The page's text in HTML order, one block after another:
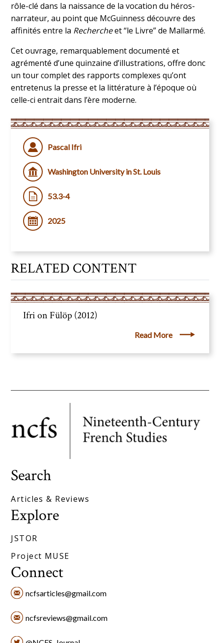
rôle-clé dans la naissance de la vocation du héros-
narrateur, au point que McGuinness découvre des
affinités entre la Rechercheet “le Livre” de Mallarmé.
Cet ouvrage, remarquablement documenté et
agrémenté d’une quinzaine d’illustrations, offre donc
un tour complet des rapports complexes qu’ont
entretenus la presse et la littérature à l’époque où
celle-ci entrait dans l’ère moderne.
Pascal Ifri
Washington University in St. Louis
53.3-4
2025
RELATED CONTENT
Ifri on Fülöp (2012)
Read More
Search
Articles & Reviews
Explore
JSTOR
Project MUSE
Connect
ncfsarticles@gmail.com
ncfsreviews@gmail.com